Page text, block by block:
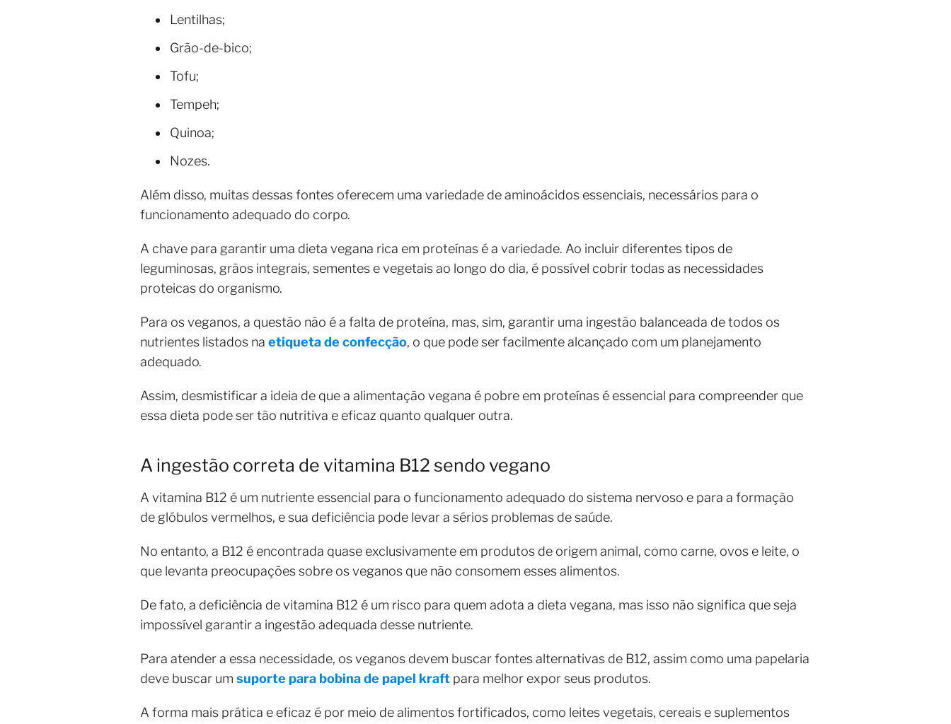
Lentilhas;
Grão-de-bico;
Tofu;
Tempeh;
Quinoa;
Nozes.
Além disso, muitas dessas fontes oferecem uma variedade de aminoácidos essenciais, necessários para o
funcionamento adequado do corpo.
A chave para garantir uma dieta vegana rica em proteínas é a variedade. Ao incluir diferentes tipos de
leguminosas, grãos integrais, sementes e vegetais ao longo do dia, é possível cobrir todas as necessidades
proteicas do organismo.
Para os veganos, a questão não é a falta de proteína, mas, sim, garantir uma ingestão balanceada de todos os
nutrientes listados na etiqueta de confecção, o que pode ser facilmente alcançado com um planejamento
adequado.
Assim, desmistificar a ideia de que a alimentação vegana é pobre em proteínas é essencial para compreender que
essa dieta pode ser tão nutritiva e eficaz quanto qualquer outra.
A ingestão correta de vitamina B12 sendo vegano
A vitamina B12 é um nutriente essencial para o funcionamento adequado do sistema nervoso e para a formação
de glóbulos vermelhos, e sua deficiência pode levar a sérios problemas de saúde.
No entanto, a B12 é encontrada quase exclusivamente em produtos de origem animal, como carne, ovos e leite, o
que levanta preocupações sobre os veganos que não consomem esses alimentos.
De fato, a deficiência de vitamina B12 é um risco para quem adota a dieta vegana, mas isso não significa que seja
impossível garantir a ingestão adequada desse nutriente.
Para atender a essa necessidade, os veganos devem buscar fontes alternativas de B12, assim como uma papelaria
deve buscar um suporte para bobina de papel kraft para melhor expor seus produtos.
A forma mais prática e eficaz é por meio de alimentos fortificados, como leites vegetais, cereais e suplementos